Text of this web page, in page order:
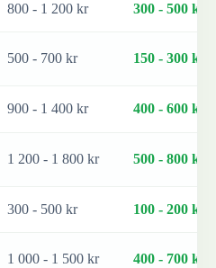
800 - 1 200 kr 300 - 500 kr
500 - 700 kr 150 - 300 kr
900 - 1 400 kr 400 - 600 kr
1 200 - 1 800 kr 500 - 800 kr
300 - 500 kr 100 - 200 kr
1 000 - 1 500 kr 400 - 700 kr